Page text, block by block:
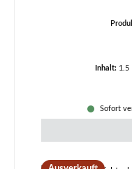
Inhalt: 1.5
Sofort